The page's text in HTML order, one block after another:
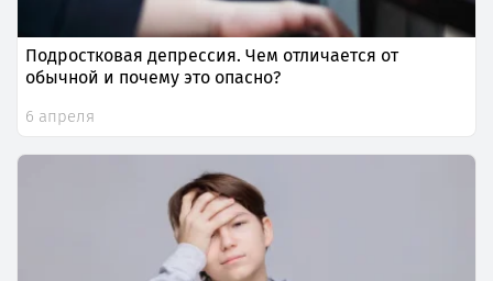
Подростковая депрессия. Чем отличается от
обычной и почему это опасно?
6 апреля